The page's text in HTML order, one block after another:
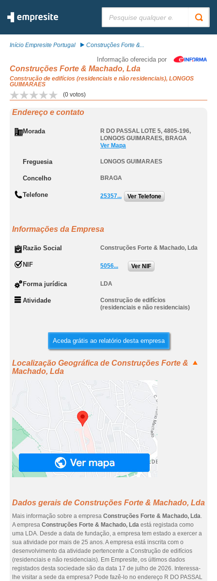
Início Empresite Portugal Construções Forte &...
Informação oferecida por
Construções Forte & Machado, Lda
Construção de edifícios (residenciais e não residenciais), LONGOS
GUIMARAES
(0 votos)
Endereço e contato
Morada R DO PASSAL LOTE 5, 4805-196,
LONGOS GUIMARAES, BRAGA
Ver Mapa
Freguesia LONGOS GUIMARAES
Concelho BRAGA
Telefone 25357... Ver Telefone
Informações da Empresa
Razão Social Construções Forte & Machado, Lda
NIF 5056... Ver NIF
Forma jurídica LDA
Atividade
Construção de edifícios
(residenciais e não residenciais)
Aceda grátis ao relatório desta empresa
Localização Geográfica de Construções Forte &
Machado, Lda
Dados gerais de Construções Forte & Machado, Lda
Mais informação sobre a empresa Construções Forte & Machado, Lda.
A empresa Construções Forte & Machado, Lda está registada como
uma LDA. Desde a data de fundação, a empresa tem estado a exercer a
sua atividade por mais de 25 anos. A empresa está inscrita com o
desenvolvimento da atividade pertencente a Construção de edifícios
(residenciais e não residenciais). Em Empresite, os últimos dados
registados desta sociedade são da data 17 de julho de 2026. Interessa-
lhe visitar a sede da empresa? Pode fazê-lo no endereço R DO PASSAL